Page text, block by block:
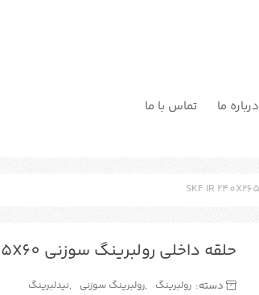
درباره ما تماس با ما
حلقه داخلی رولبرینگ سوزنی SKF IR 240X265X60
دسته: رولبرینگ ,رولبرینگ سوزنی ,نیدلبرینگ